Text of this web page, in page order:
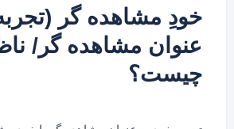
خودِ مشاهده گر
عنوان مشاهده گر/
چیست؟